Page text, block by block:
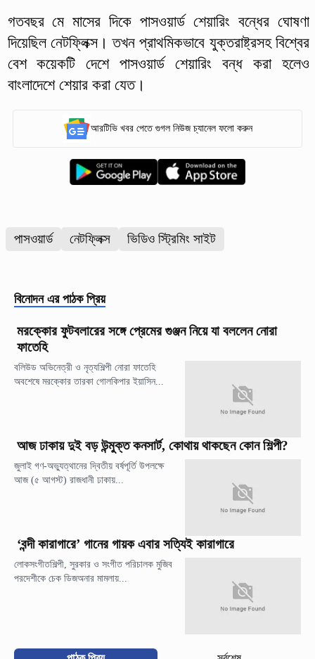
গতবছর মে মাসের দিকে পাসওয়ার্ড শেয়ারিং বন্ধের ঘোষণা
দিয়েছিল নেটফ্লিক্স। তখন প্রাথমিকভাবে যুক্তরাষ্ট্রসহ বিশ্বের
বেশ কয়েকটি দেশে পাসওয়ার্ড শেয়ারিং বন্ধ করা হলেও
বাংলাদেশে শেয়ার করা যেত।
আরটিভি খবর পেতে গুগল নিউজ চ্যানেল ফলো করুন
পাসওয়ার্ড নেটফ্লিক্স ভিডিও স্ট্রিমিং সাইট
বিনোদন এর পাঠক প্রিয়
মরক্কোর ফুটবলারের সঙ্গে প্রেমের গুঞ্জন নিয়ে যা বললেন নোরা
ফাতেহি
বলিউড অভিনেত্রী ও নৃত্যশিল্পী নোরা ফাতেহি
অবশেষে মরক্কোর তারকা গোলকিপার ইয়াসিন...
আজ ঢাকায় দুই বড় উন্মুক্ত কনসার্ট, কোথায় থাকছেন কোন শিল্পী?
জুলাই গণ-অভ্যুত্থানের দ্বিতীয় বর্ষপূর্তি উপলক্ষে
আজ (৫ আগস্ট) রাজধানী ঢাকায়...
‘বন্দী কারাগারে’ গানের গায়ক এবার সত্যিই কারাগারে
লোকসংগীতশিল্পী, সুরকার ও সংগীত পরিচালক মুজিব
পরদেশীকে চেক ডিজঅনার মামলায়...